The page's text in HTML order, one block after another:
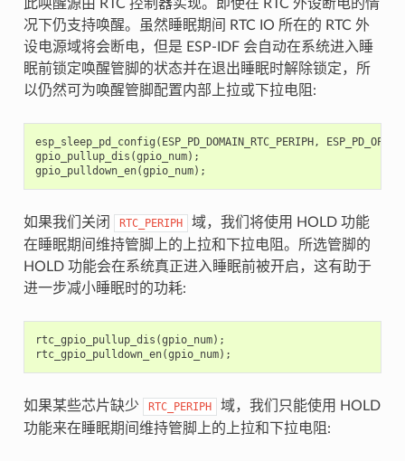
此唤醒源由 RTC 控制器实现。即使在 RTC 外设断电的情
况下仍支持唤醒。虽然睡眠期间 RTC IO 所在的 RTC 外
设电源域将会断电，但是 ESP-IDF 会自动在系统进入睡
眠前锁定唤醒管脚的状态并在退出睡眠时解除锁定，所
以仍然可为唤醒管脚配置内部上拉或下拉电阻:
esp_sleep_pd_config ( ESP_PD_DOMAIN_RTC_PERIPH,
gpio_pullup_dis (gpio_num);
gpio_pulldown_en(gpio_num);
如果我们关闭 RTC_PERIPH
域，我们将使用 HOLD 功能
在睡眠期间维持管脚上的上拉和下拉电阻。所选管脚的
HOLD 功能会在系统真正进入睡眠前被开启，这有助于
进一步减小睡眠时的功耗:
rtc_gpio_pullup_dis (gpio_num);
rtc_gpio_pulldown_en(gpio_num);
如果某些芯片缺少 RTC_PERIPH
域，我们只能使用 HOLD
功能来在睡眠期间维持管脚上的上拉和下拉电阻: